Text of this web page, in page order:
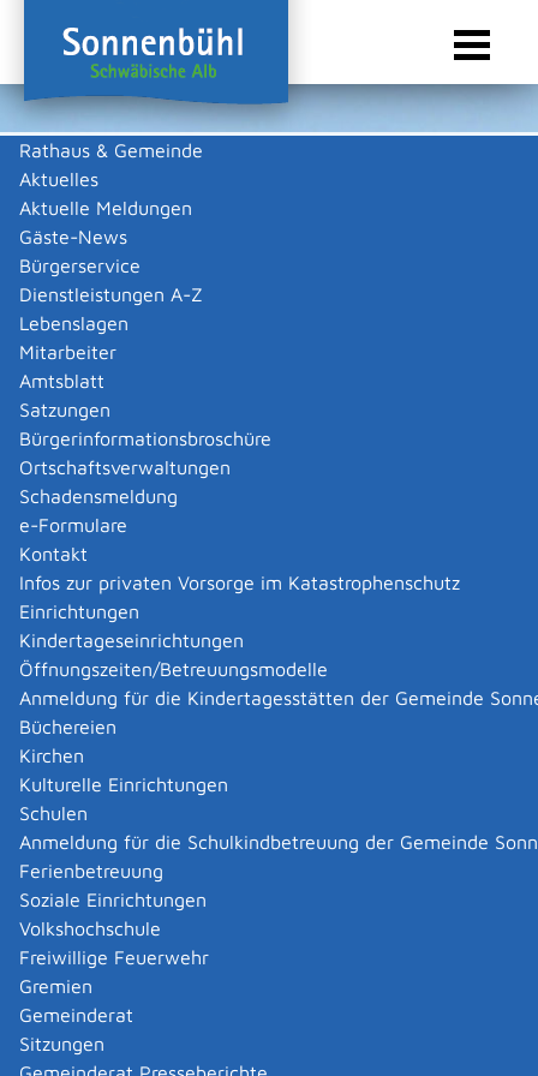
Rathaus & Gemeinde
Aktuelles
Aktuelle Meldungen
Gäste-News
Bürgerservice
Dienstleistungen A-Z
Lebenslagen
Mitarbeiter
Amtsblatt
Satzungen
Bürgerinformationsbroschüre
Ortschaftsverwaltungen
Schadensmeldung
e-Formulare
Kontakt
Infos zur privaten Vorsorge im Katastrophenschutz
Einrichtungen
Kindertageseinrichtungen
Öffnungszeiten/Betreuungsmodelle
Anmeldung für die Kindertagesstätten der Gemeinde
Büchereien
Kirchen
Kulturelle Einrichtungen
Schulen
Anmeldung für die Schulkindbetreuung der Gemeinde
Ferienbetreuung
Soziale Einrichtungen
Volkshochschule
Freiwillige Feuerwehr
Gremien
Gemeinderat
Sitzungen
Sie sind hier:
Gewerbeliste
Keine Daten vorhanden
Zurück zur Suche
Zurück zur Suche
||